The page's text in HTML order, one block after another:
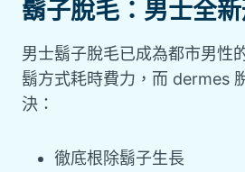
鬍子脫毛：男士全
男士鬍子脫毛已成為都市男性
鬍方式耗時費力，而 dermes
決：
徹底根除鬍子生長